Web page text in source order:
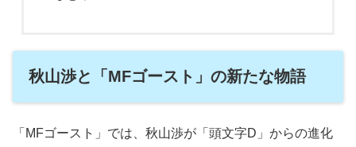
秋山渉と「MFゴースト」の新たな物語
「MFゴースト」では、秋山渉が「頭文字D」からの進化